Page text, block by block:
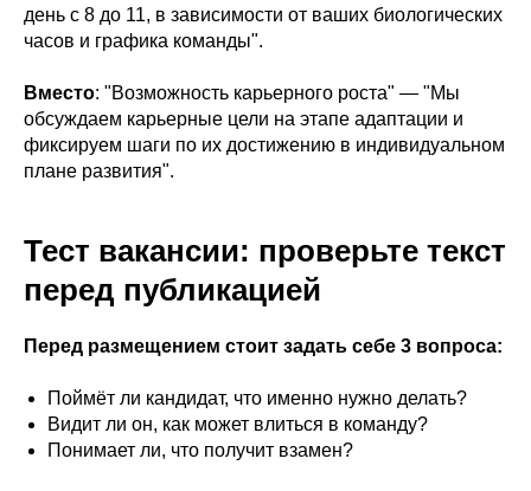
день с 8 до 11, в зависимости от ваших биологических
часов и графика команды".
Вместо: "Возможность карьерного роста" — "Мы
обсуждаем карьерные цели на этапе адаптации и
фиксируем шаги по их достижению в индивидуальном
плане развития".
Тест вакансии: проверьте текст
перед публикацией
Перед размещением стоит задать себе 3 вопроса:
Поймёт ли кандидат, что именно нужно делать?
Видит ли он, как может влиться в команду?
Понимает ли, что получит взамен?